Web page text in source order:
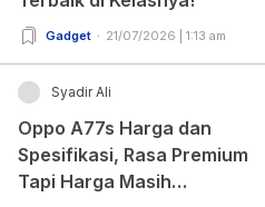
Gadget 21/07/2026 | 1:13 am
Syadir Ali
Oppo A77s Harga dan
Spesifikasi, Rasa Premium
Tapi Harga Masih